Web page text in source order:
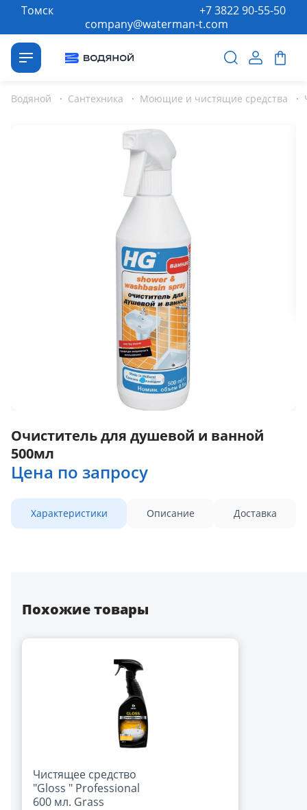
Томск
company@waterman-t.com
+7 3822 90-55-50
Водяной · Сантехника · Моющие и чистящие средства ·
Очиститель для душевой и ванной
500мл
Цена по запросу
Характеристики Описание Доставка
Похожие товары
Чистящее средство
"Gloss " Professional
600 мл. Grass